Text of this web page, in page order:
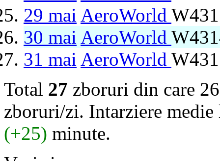
29 mai AeroWorld
30 mai AeroWorld
31 mai AeroWorld
Total 27 zboruri din care
zboruri/zi. Intarziere
(+25) minute.